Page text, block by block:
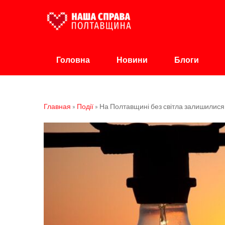
Головна
Новини Блоги
Главная » Події » На Полтавщині без світла